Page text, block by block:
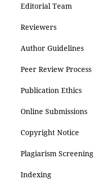
Editorial Team
Reviewers
Author Guidelines
Peer Review Process
Publication Ethics
Online Submissions
Copyright Notice
Plagiarism Screening
Indexing